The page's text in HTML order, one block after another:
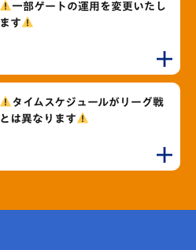
一部ゲートの運用を変更いたし
ます
タイムスケジュールがリーグ戦
とは異なります